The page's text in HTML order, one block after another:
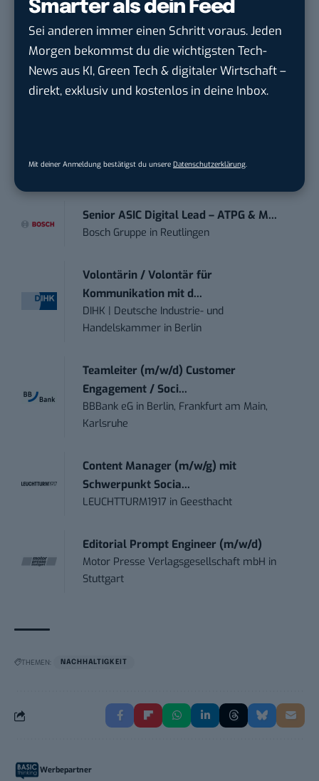
Smarter als dein Feed
Sei anderen immer einen Schritt voraus. Jeden
Morgen bekommst du die wichtigsten Tech-
News aus KI, Green Tech & digitaler Wirtschaft –
direkt, exklusiv und kostenlos in deine Inbox.
Mit deiner Anmeldung bestätigst du unsere Datenschutzerklärung.
trendtours Holding GmbHin Eschborn
Karlsruhe
Senior ASIC Digital Lead – ATPG & M...
Bosch Gruppe in Reutlingen
Volontärin / Volontär für
Kommunikation mit d...
DIHK | Deutsche Industrie- und
Handelskammer in Berlin
Teamleiter (m/w/d) Customer
Engagement / Soci...
BBBank eG in Berlin, Frankfurt am Main,
Karlsruhe
Content Manager (m/w/g) mit
Schwerpunkt Socia...
LEUCHTTURM1917 in Geesthacht
Editorial Prompt Engineer (m/w/d)
Motor Presse Verlagsgesellschaft mbH in
Stuttgart
THEMEN: NACHHALTIGKEIT
Werbepartner